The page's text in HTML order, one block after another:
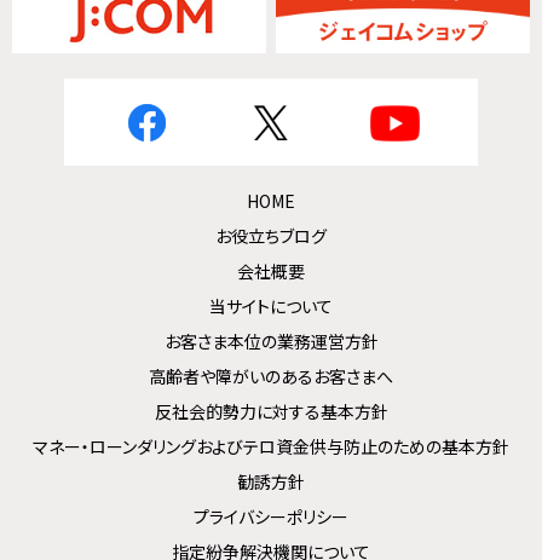
HOME
お役立ちブログ
会社概要
当サイトについて
お客さま本位の業務運営方針
高齢者や障がいのあるお客さまへ
反社会的勢力に対する基本方針
マネー・ローンダリングおよびテロ資金供与防止のための基本方針
勧誘方針
プライバシーポリシー
指定紛争解決機関について